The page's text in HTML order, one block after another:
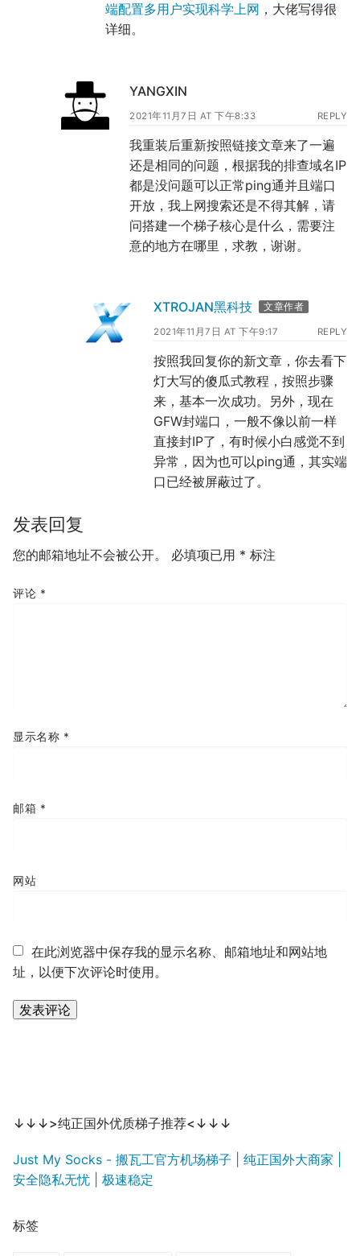
端配置多用户实现科学上网 ，大佬写得很
详细。
YANGXIN
2021年11月7日 AT 下午8:33 REPLY
我重装后重新按照链接文章来了一遍
还是相同的问题，根据我的排查域名IP
都是没问题可以正常ping通并且端口
开放，我上网搜索还是不得其解，请
问搭建一个梯子核心是什么，需要注
意的地方在哪里，求教，谢谢。
XTROJAN黑科技 文章作者
2021年11月7日 AT 下午9:17 REPLY
按照我回复你的新文章，你去看下
灯大写的傻瓜式教程，按照步骤
来，基本一次成功。另外，现在
GFW封端口，一般不像以前一样
直接封IP了，有时候小白感觉不到
异常，因为也可以ping通，其实端
口已经被屏蔽过了。
发表回复
您的邮箱地址不会被公开。 必填项已用 * 标注
评论 *
显示名称 *
邮箱 *
网站
在此浏览器中保存我的显示名称、邮箱地址和网站地
址，以便下次评论时使用。
↓↓↓>纯正国外优质梯子推荐<↓↓↓
Just My Socks - 搬瓦工官方机场梯子 | 纯正国外大商家 |
安全隐私无忧 | 极速稳定
标签